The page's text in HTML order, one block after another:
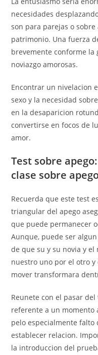
necesidades
son para parejas o
patrimonio. Una fuerza
brevemente conforme la
noviazgo amorosas.
Encontrar un nivelacion
sexo y la necesidad
en la desaparicion
convertirse en focos de
amor.
Test sobre
clase sobre
Recuerda que este test
triangular del apego
que puede permanecer
Aunque, puede ser
de que su y su novia y el
nuestro uno por el otro
mover transformara
Reunete con el pasar
referente a un momento
pelo especialmente
establecer relacion.
la introduccion del